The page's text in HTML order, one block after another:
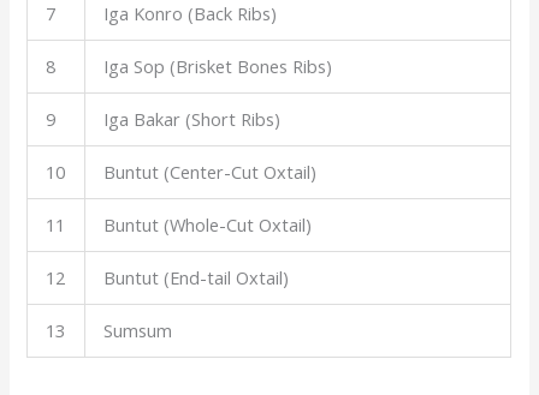
7 Iga Konro (Back Ribs)
8 Iga Sop (Brisket Bones Ribs)
9 Iga Bakar (Short Ribs)
10 Buntut (Center-Cut Oxtail)
11 Buntut (Whole-Cut Oxtail)
12 Buntut (End-tail Oxtail)
13 Sumsum